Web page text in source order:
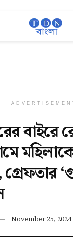
বাইরে
November 25, 2024